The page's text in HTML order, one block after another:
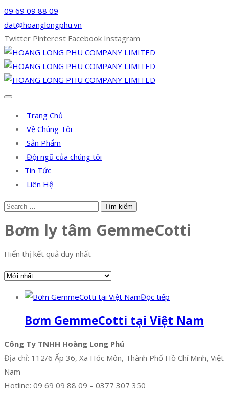
09 69 09 88 09
dat@hoanglongphu.vn
Twitter Pinterest Facebook Instagram
Trang Chủ
Về Chúng Tôi
Sản Phẩm
Đội ngũ của chúng tôi
Tin Tức
Liên Hệ
Bơm ly tâm GemmeCotti
Hiển thị kết quả duy nhất
Đọc tiếp
Bơm GemmeCotti tại Việt Nam
Công Ty TNHH Hoàng Long Phú
Địa chỉ: 112/6 Ấp 36, Xã Hóc Môn, Thành Phố Hồ Chí Minh, Việt
Nam
Hotline: 09 69 09 88 09 – 0377 307 350